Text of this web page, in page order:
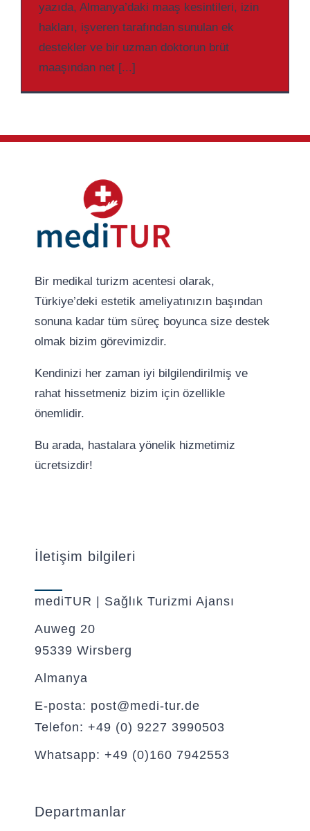
yazıda, Almanya’daki maaş kesintileri, izin
hakları, işveren tarafından sunulan ek
destekler ve bir uzman doktorun brüt
maaşından net [...]
Bir medikal turizm acentesi olarak,
Türkiye’deki estetik ameliyatınızın başından
sonuna kadar tüm süreç boyunca size destek
olmak bizim görevimizdir.
Kendinizi her zaman iyi bilgilendirilmiş ve
rahat hissetmeniz bizim için özellikle
önemlidir.
Bu arada, hastalara yönelik hizmetimiz
ücretsizdir!
İletişim bilgileri
mediTUR | Sağlık Turizmi Ajansı
Auweg 20
95339 Wirsberg
Almanya
E-posta: post@medi-tur.de
Telefon: +49 (0) 9227 3990503
Whatsapp: +49 (0)160 7942553
Departmanlar